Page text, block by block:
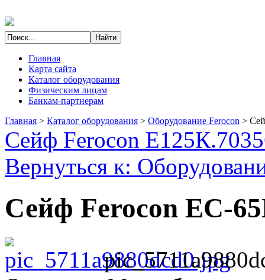
Главная
Карта сайта
Каталог оборудования
Физическим лицам
Банкам-партнерам
Главная > Каталог оборудования > Оборудование Ferocon >
Сейф Ferocon Е125К.7035
Вернуться к:
Сейф Ferocon ЕС-